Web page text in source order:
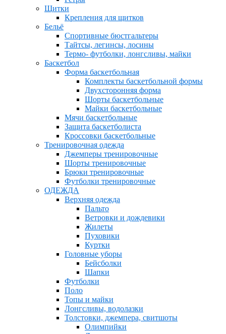
Щитки
Крепления для щитков
Бельё
Спортивные бюстгальтеры
Тайтсы, легинсы, лосины
Термо- футболки, лонгсливы, майки
Баскетбол
Форма баскетбольная
Комплекты баскетбольной формы
Двухсторонняя форма
Шорты баскетбольные
Майки баскетбольные
Мячи баскетбольные
Защита баскетболиста
Кроссовки баскетбольные
Тренировочная одежда
Джемперы тренировочные
Шорты тренировочные
Брюки тренировочные
Футболки тренировочные
ОДЕЖДА
Верхняя одежда
Пальто
Ветровки и дождевики
Жилеты
Пуховики
Куртки
Головные уборы
Бейсболки
Шапки
Футболки
Поло
Топы и майки
Лонгсливы, водолазки
Толстовки, джемпера, свитшоты
Олимпийки